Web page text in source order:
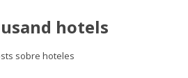
hotels
sobre hoteles